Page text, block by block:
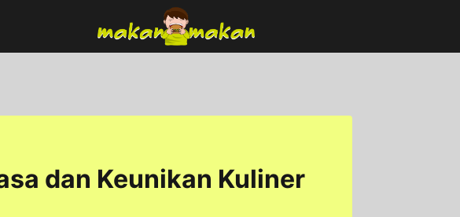
dan Keunikan Kuliner